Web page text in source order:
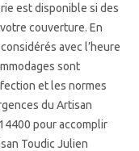
est disponible si des
couverture. En
avec l’heure
sont
et les normes
du Artisan
pour accomplir
Toudic Julien